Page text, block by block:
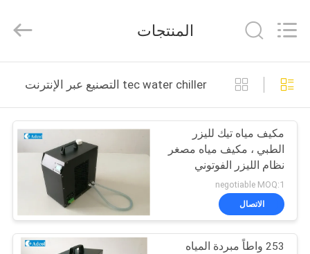
منزل
المنتجات
أشرطة
فيديو
حول
(Guangzhou)
Rights
المنتجات
tec water chiller التصنيع عبر الإنترنت
مكيف مياه تيك لليزر
الطبي ، مكيف مياه مصغر
نظام الليزر الفوتوني
negotiable MOQ:1
الاتصال
253 واطاً مبردة المياه